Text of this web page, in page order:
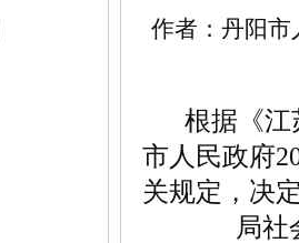
作者：丹阳市
根据《江
市人民政府
关规定，决
局社